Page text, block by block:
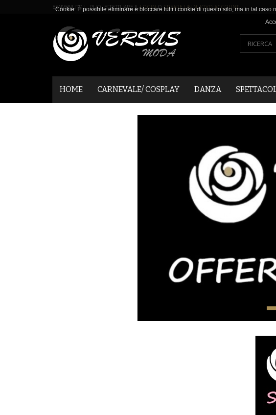
BENVENUTO ! PUOI EFFETTUARE ILLOGINO CREARE UN NUOVO ACCOUNT.
HOME CARNEVALE/ COSPLAY DANZA
Cookie: È possibile eliminare e bloccare tutti i cookie di questo sito, ma in tal